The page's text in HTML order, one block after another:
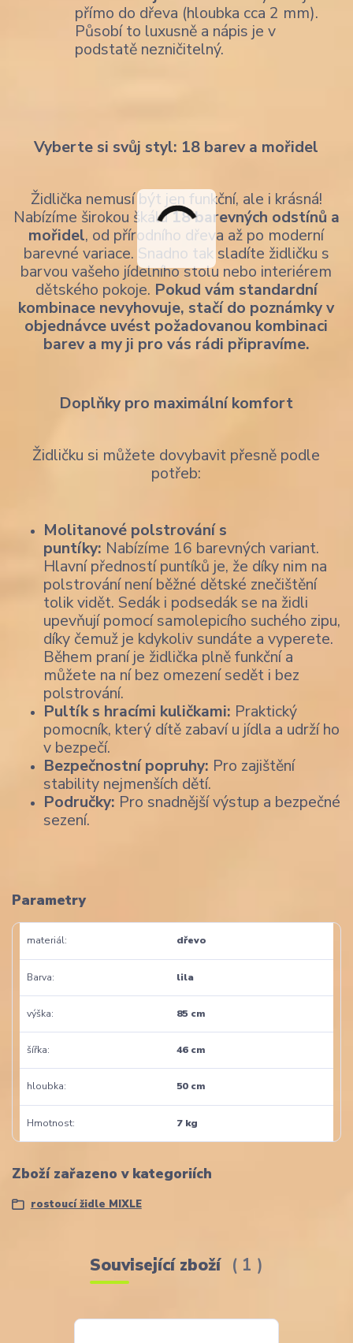
přímo do dřeva (hloubka cca 2 mm).
Působí to luxusně a nápis je v
podstatě nezničitelný.
Vyberte si svůj styl: 18 barev a mořidel
Židlička nemusí být jen funkční, ale i krásná!
Nabízíme širokou škálu18 barevných odstínů a
mořidel, od přírodního dřeva až po moderní
barevné variace. Snadno tak sladíte židličku s
barvou vašeho jídelního stolu nebo interiérem
dětského pokoje. Pokud vám standardní
kombinace nevyhovuje, stačí do poznámky v
objednávce uvést požadovanou kombinaci
barev a my ji pro vás rádi připravíme.
Doplňky pro maximální komfort
Židličku si můžete dovybavit přesně podle
potřeb:
Molitanové polstrování s
puntíky: Nabízíme 16 barevných variant.
Hlavní předností puntíků je, že díky nim na
polstrování není běžné dětské znečištění
tolik vidět. Sedák i podsedák se na židli
upevňují pomocí samolepicího suchého zipu,
díky čemuž je kdykoliv sundáte a vyperete.
Během praní je židlička plně funkční a
můžete na ní bez omezení sedět i bez
polstrování.
Pultík s hracími kuličkami: Praktický
pomocník, který dítě zabaví u jídla a udrží ho
v bezpečí.
Bezpečnostní popruhy: Pro zajištění
stability nejmenších dětí.
Područky: Pro snadnější výstup a bezpečné
sezení.
Parametry
materiál dřevo
Barva lila
výška 85 cm
šířka 46 cm
hloubka 50 cm
Hmotnost 7 kg
Zboží zařazeno v kategoriích
rostoucí židle MIXLE
Související zboží 1